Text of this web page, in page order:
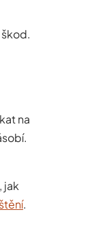
na
jak
.